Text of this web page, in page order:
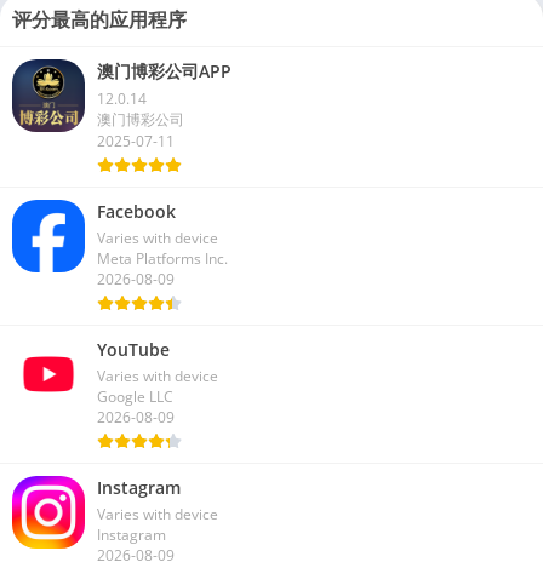
评分最高的应用程序
澳门博彩公司APP
12.0.14
澳门博彩公司
2025-07-11
Facebook
Varies with device
Meta Platforms Inc.
2026-08-09
YouTube
Varies with device
Google LLC
2026-08-09
Instagram
Varies with device
Instagram
2026-08-09